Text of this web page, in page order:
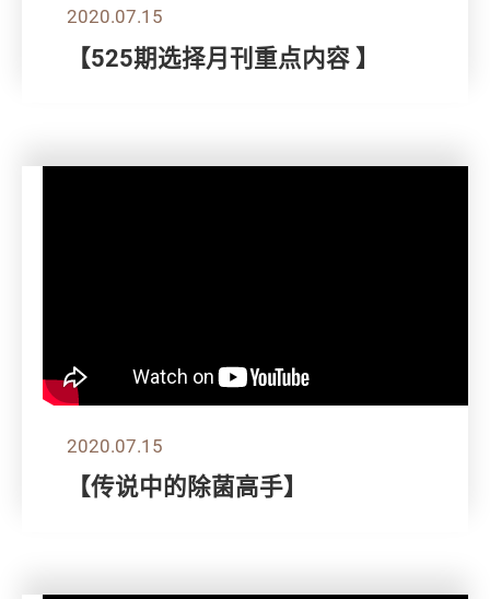
2020.07.15
【525期选择月刊重点内容 】
2020.07.15
【传说中的除菌高手】